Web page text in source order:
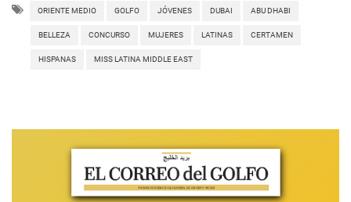
ORIENTE MEDIO GOLFO JÓVENES DUBAI ABU DHABI
BELLEZA CONCURSO MUJERES LATINAS CERTAMEN
HISPANAS MISS LATINA MIDDLE EAST